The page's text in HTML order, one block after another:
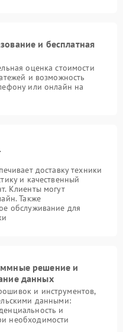
и бесплатная
оценка стоимости
и возможность
или онлайн на
доставку техники
и качественный
Клиенты могут
Также
обслуживание для
решение и
данных
и инструментов,
данными:
и
необходимости